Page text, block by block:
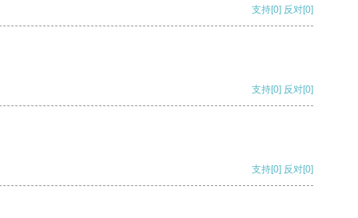
支持[0] 反对[0]
支持[0] 反对[0]
支持[0] 反对[0]